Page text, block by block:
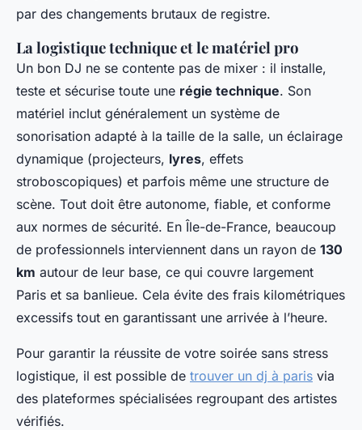
par des changements brutaux de registre.
La logistique technique et le matériel pro
Un bon DJ ne se contente pas de mixer : il installe,
teste et sécurise toute une régie technique. Son
matériel inclut généralement un système de
sonorisation adapté à la taille de la salle, un éclairage
dynamique (projecteurs, lyres, effets
stroboscopiques) et parfois même une structure de
scène. Tout doit être autonome, fiable, et conforme
aux normes de sécurité. En Île-de-France, beaucoup
de professionnels interviennent dans un rayon de 130
km autour de leur base, ce qui couvre largement
Paris et sa banlieue. Cela évite des frais kilométriques
excessifs tout en garantissant une arrivée à l’heure.
Pour garantir la réussite de votre soirée sans stress
logistique, il est possible de trouver un dj à paris via
des plateformes spécialisées regroupant des artistes
vérifiés.